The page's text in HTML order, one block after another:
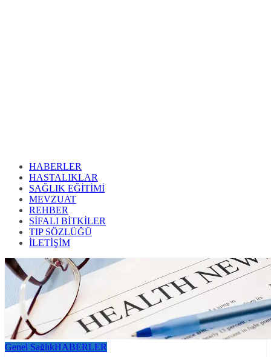
HABERLER
HASTALIKLAR
SAĞLIK EĞİTİMİ
MEVZUAT
REHBER
SİFALI BİTKİLER
TIP SÖZLÜĞÜ
İLETİŞİM
Genel SağlıkHABERLER